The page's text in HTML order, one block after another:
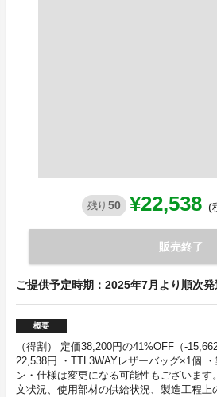
残り 50 ¥22,538 (
販売終了
ご提供予定時期：2025年7月より順次発
概要
（得割） 定価38,200円の41%OFF（-
22,538円 ・TTL3WAYレザーバッグ×1個
ン・仕様は変更になる可能性もございま
文状況、使用部材の供給状況、製造工程上